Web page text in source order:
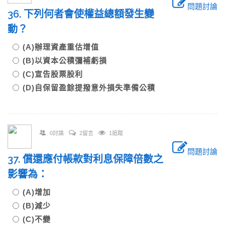
問題討論
36. 下列何者會使權益總額發生變
動？
(A)辦理資產重估增值
(B)以資本公積彌補虧損
(C)宣告股票股利
(D)自保留盈餘提撥意外損失準備公積
0討論 2留言 1追蹤
問題討論
37. 償還應付帳款對利息保障倍數之
影響為：
(A)增加
(B)減少
(C)不變